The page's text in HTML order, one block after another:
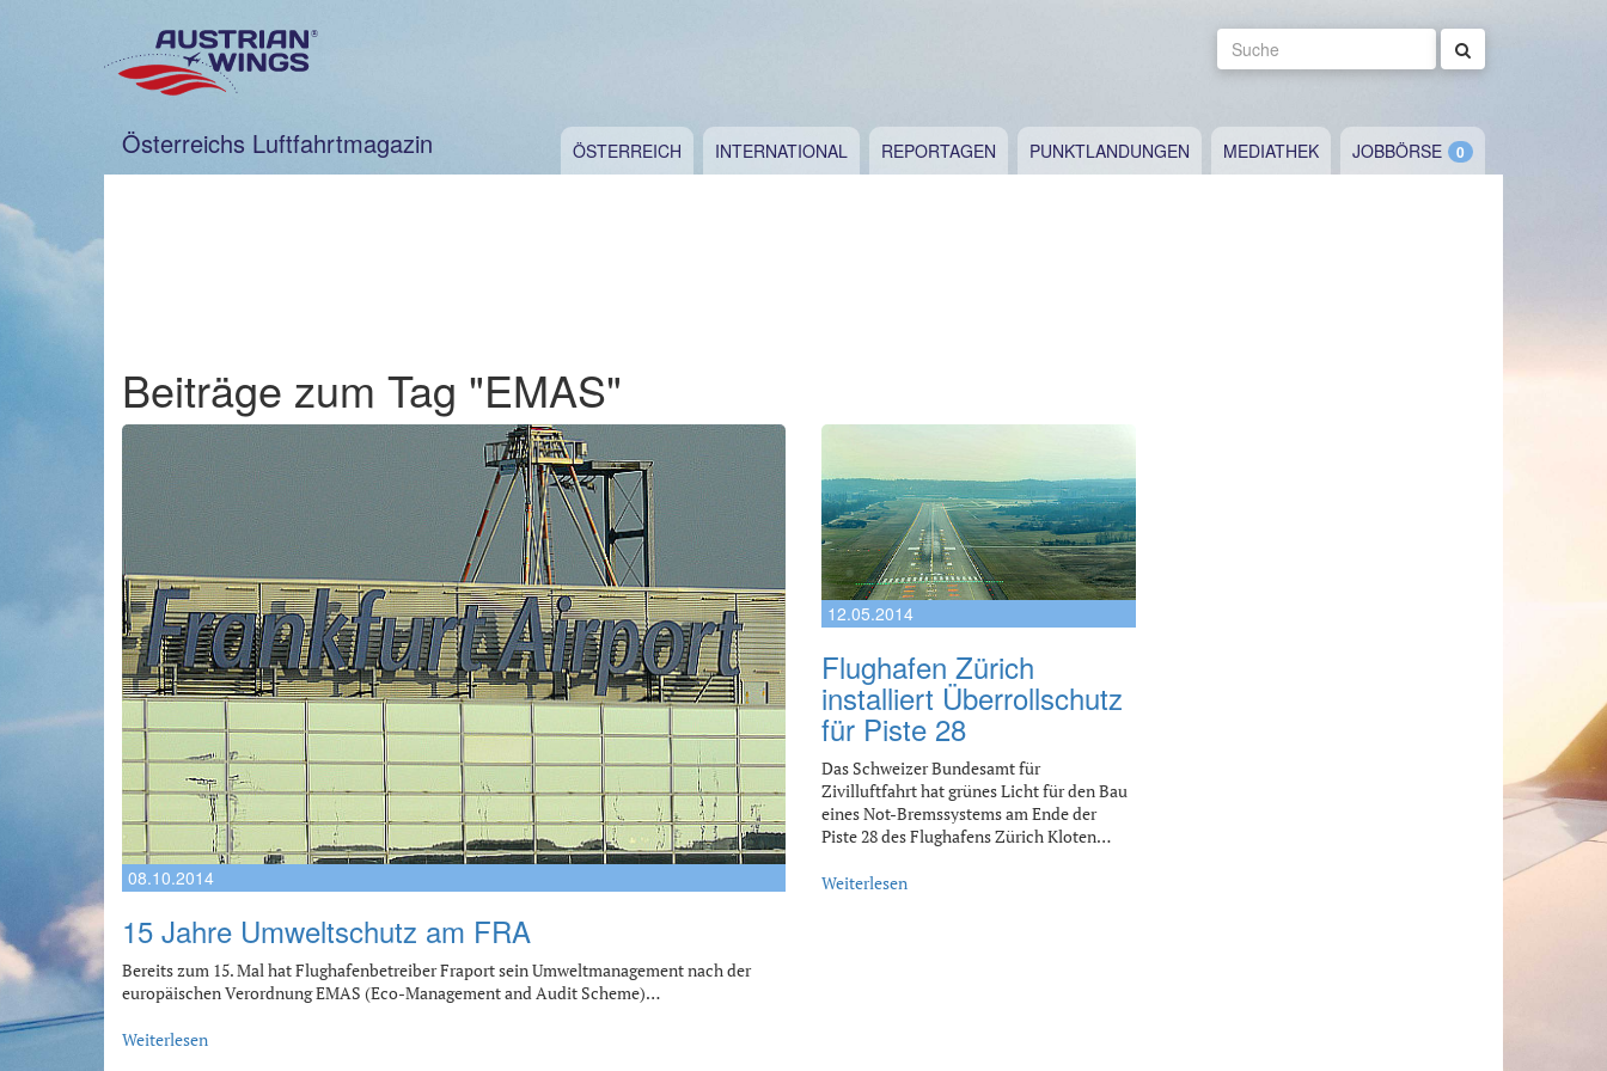
Suche
Österreichs Luftfahrtmagazin ÖSTERREICH INTERNATIONAL REPORTAGEN PUNKTLANDUNGEN MEDIATHEK JOBBÖRSE
Beiträge zum Tag "EMAS"
08.10.2014
15 Jahre Umweltschutz am FRA
Bereits zum 15. Mal hat Flughafenbetreiber Fraport sein Umweltmanagement nach der
europäischen Verordnung EMAS (Eco-Management and Audit Scheme)…
Weiterlesen
12.05.2014
Flughafen Zürich
installiert Überrollschutz
für Piste 28
Das Schweizer Bundesamt für
Zivilluftfahrt hat grünes Licht für den Bau
eines Not-Bremssystems am Ende der
Piste 28 des Flughafens Zürich Kloten…
Weiterlesen